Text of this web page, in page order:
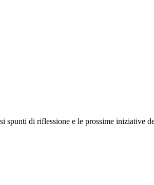
spunti di riflessione e le prossime iniziative